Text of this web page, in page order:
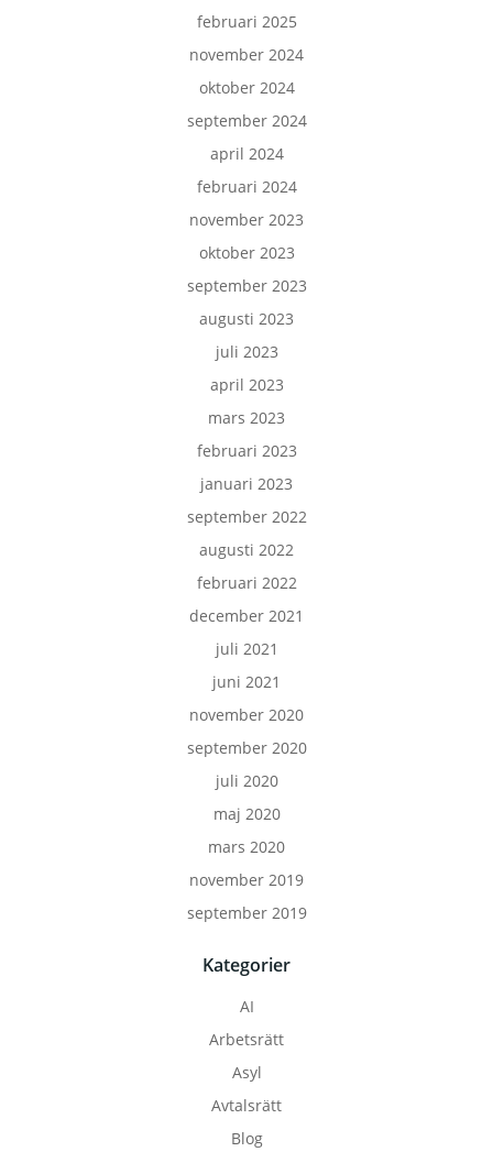
februari 2025
november 2024
oktober 2024
september 2024
april 2024
februari 2024
november 2023
oktober 2023
september 2023
augusti 2023
juli 2023
april 2023
mars 2023
februari 2023
januari 2023
september 2022
augusti 2022
februari 2022
december 2021
juli 2021
juni 2021
november 2020
september 2020
juli 2020
maj 2020
mars 2020
november 2019
september 2019
Kategorier
AI
Arbetsrätt
Asyl
Avtalsrätt
Blog